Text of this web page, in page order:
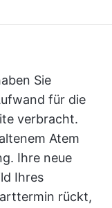
Sie
für die
verbracht.
Atem
Ihre neue
Ihres
rückt,